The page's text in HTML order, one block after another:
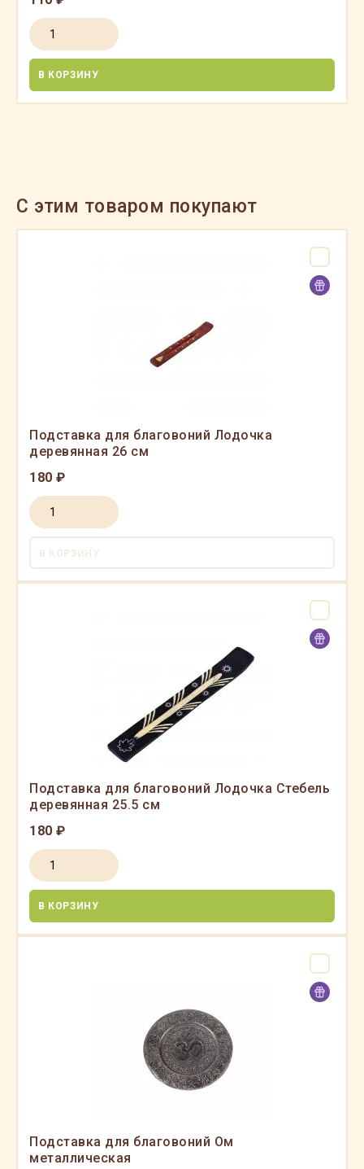
В КОРЗИНУ
C этим товаром покупают
Подставка для благовоний Лодочка
деревянная 26 см
180 ₽
В КОРЗИНУ
Подставка для благовоний Лодочка Стебель
деревянная 25.5 см
180 ₽
В КОРЗИНУ
Подставка для благовоний Ом
металлическая